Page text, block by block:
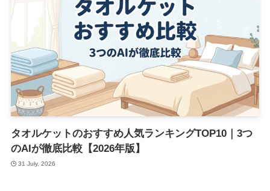
タオルケットのおすすめ人気ランキングTOP10｜3つ
のAIが徹底比較【2026年版】
31 July, 2026